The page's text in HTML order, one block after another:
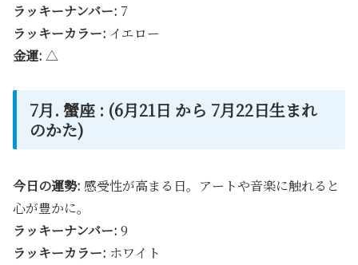
ラッキーナンバー: 7
ラッキーカラー: イエロー
金運: △
7月. 蟹座 : (6月21日 から 7月22日生まれ
のかた)
今日の運勢: 感受性が高まる日。アートや音楽に触れると
心が豊かに。
ラッキーナンバー: 9
ラッキーカラー: ホワイト